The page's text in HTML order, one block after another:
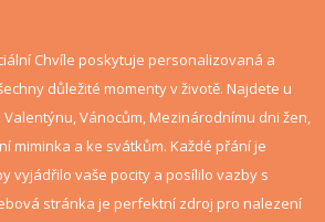
Chvíle poskytuje personalizovaná a
důležité momenty v životě. Najdete u
Vánocům, Mezinárodnímu dni žen,
miminka a ke svátkům. Každé přání je
vyjádřilo vaše pocity a posílilo vazby s
stránka je perfektní zdroj pro nalezení